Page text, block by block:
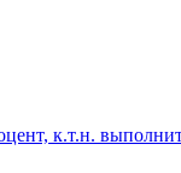
к.т.н.